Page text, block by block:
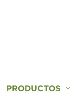
PRODUCTOS